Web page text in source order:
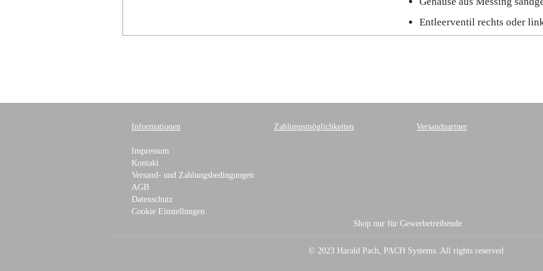
Entleerventil rechts oder
Informationen
Impressum
Kontakt
Versand- und Zahlungsbedingungen
AGB
Datenschutz
Cookie Einstellungen
Zahlungsmöglichkeiten Versandpartner
Shop nur für Gewerbetreibende
© 2023 Harald Pach, PACH Systems. All rights reserved.